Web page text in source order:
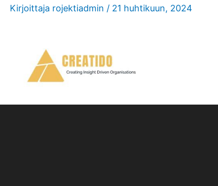
Kirjoittaja rojektiadmin / 21 huhtikuun, 2024